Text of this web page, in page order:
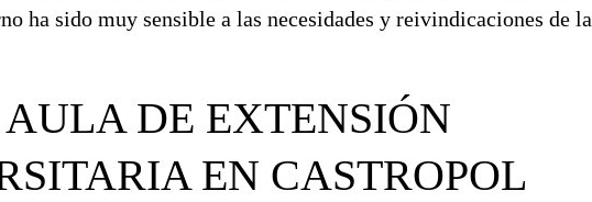
ha sido muy sensible a las necesidades y reivindicaciones de la
DE EXTENSIÓN
EN CASTROPOL